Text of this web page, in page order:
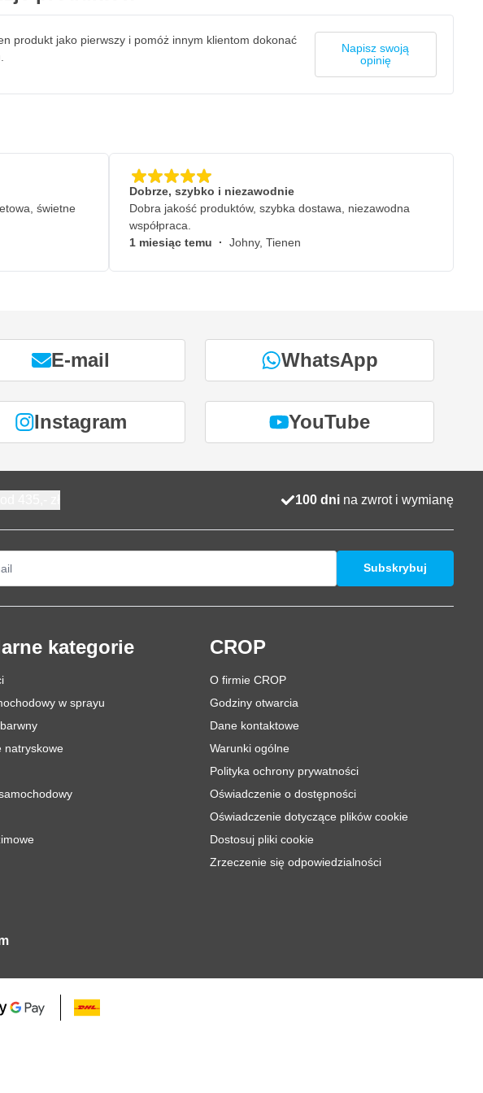
produkt jako pierwszy i pomóż innym klientom dokonać
Napisz swoją
opinię
świetne
Dobrze, szybko i niezawodnie
Dobra jakość produktów, szybka dostawa, niezawodna
współpraca.
1 miesiąc temu · Johny, Tienen
E-mail WhatsApp
Instagram YouTube
100 dni na zwrot i wymianę
Subskrybuj
kategorie
w sprayu
natryskowe
CROP
O firmie CROP
Godziny otwarcia
Dane kontaktowe
Warunki ogólne
Polityka ochrony prywatności
Oświadczenie o dostępności
Oświadczenie dotyczące plików cookie
Dostosuj pliki cookie
Zrzeczenie się odpowiedzialności